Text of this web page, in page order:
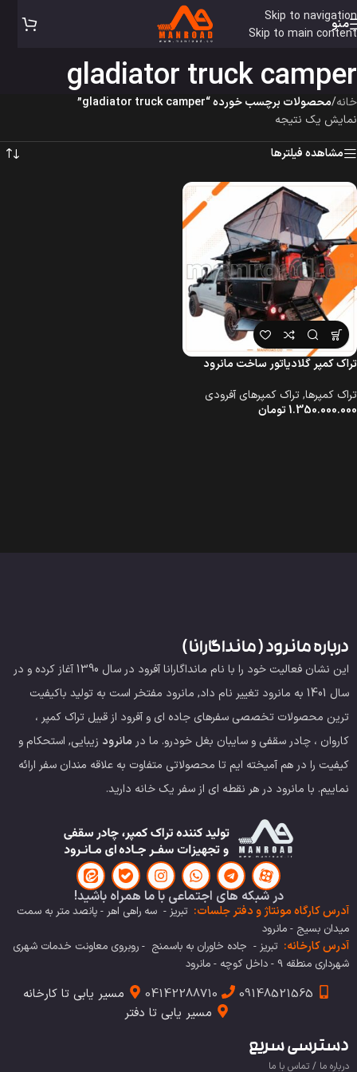
Skip to navigation
Skip to main content
منو
gladiator truck camper
خانه/محصولات برچسب خورده “gladiator truck camper”
نمایش یک نتیجه
مشاهده فیلترها
تراک کمپر گلادیاتور ساخت مانرود
تراک کمپرها,تراک کمپرهای آفرودی
1.350.000.000تومان
درباره مانرود ( مانداگارانا )
این نشان فعالیت خود را با نام مانداگارانا آفرود در سال 1390 آغاز کرده و در
سال 1401 به مانرود تغییر نام داد, مانرود مفتخر است به تولید باکیفیت
ترین محصولات تخصصی سفرهای جاده ای و آفرود از قبیل تراک کمپر ،
کاروان ، چادر سقفی و سایبان بغل خودرو. ما در مانرود زیبایی, استحکام و
کیفیت را در هم آمیخته ایم تا محصولاتی متفاوت به علاقه مندان سفر ارائه
نماییم. با مانرود در هر نقطه ای از سفر یک خانه دارید.
در شبکه های اجتماعی با ما همراه باشید!
آدرس کارگاه مونتاژ و دفتر جلسات: تبریز - سه راهی اهر - پانصد متر به سمت
میدان بسیج - مانرود
آدرس کارخانه: تبریز - جاده خاوران به باسمنج - روبروی معاونت خدمات شهری
شهرداری منطقه 9 - داخل کوچه - مانرود
09148521565
04142288710
مسیر یابی تا کارخانه
مسیر یابی تا دفتر
دسترسی سریع
درباره ما / تماس با ما